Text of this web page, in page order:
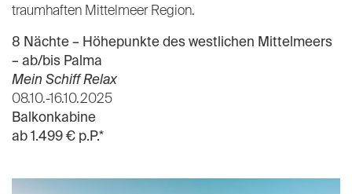
traumhaften Mittelmeer Region.
8 Nächte – Höhepunkte des westlichen Mittelmeers
– ab/bis Palma
Mein Schiff Relax
08.10.-16.10.2025
Balkonkabine
ab 1.499 € p.P.*